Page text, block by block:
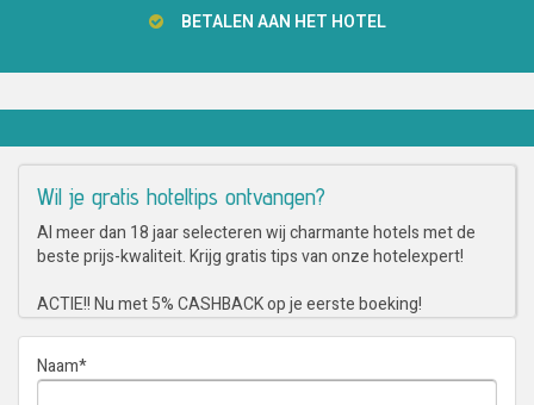
BETALEN AAN HET HOTEL
Wil je gratis hoteltips ontvangen?
Al meer dan 18 jaar selecteren wij charmante hotels met de
beste prijs-kwaliteit. Krijg gratis tips van onze hotelexpert!
ACTIE!! Nu met 5% CASHBACK op je eerste boeking!
Naam*